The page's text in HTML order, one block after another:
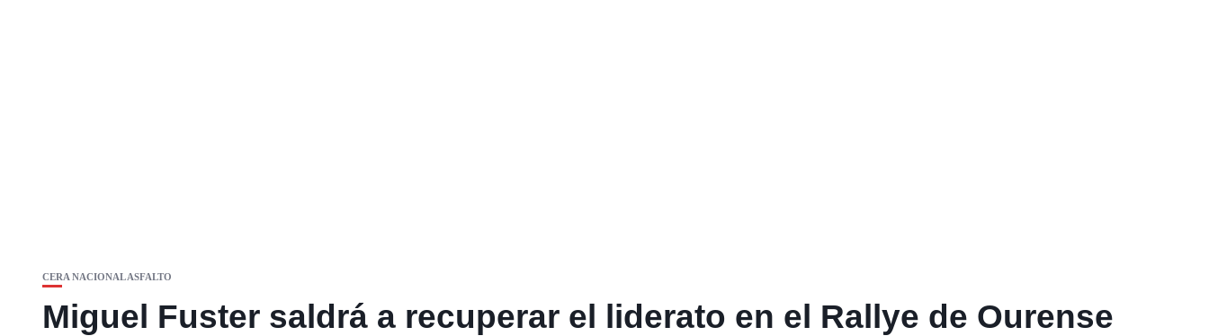
CERA NACIONAL ASFALTO
Miguel Fuster saldrá a recuperar el liderato en el Rallye de Ourense